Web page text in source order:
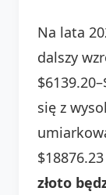
Na lata
dalszy
się z
złoto